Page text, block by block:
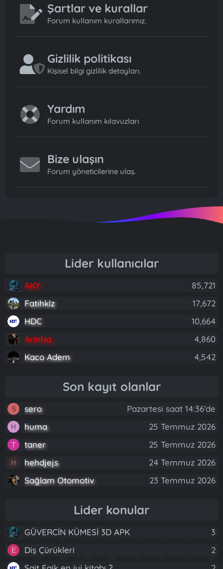
Şartlar ve kurallar
Forum kullanım kurallarımız.
Gizlilik politikası
Kişisel bilgi gizlilik detayları.
Yardım
Forum kullanım kılavuzları
Bize ulaşın
Forum yöneticilerine ulaş.
Lider kullanıcılar
AKY
85,721
Fatihklz
17,672
HDC
10,664
ArinNa
4,860
Kaco Adem
4,542
Son kayıt olanlar
S sero Pazartesi saat 14:36'de
H huma 25 Temmuz 2026
T taner 25 Temmuz 2026
H hehdjejs
24 Temmuz 2026
Sağlam Otomotiv
23 Temmuz 2026
Lider konular
GÜVERCİN KÜMESİ 3D APK 3
E Diş Çürükleri
2